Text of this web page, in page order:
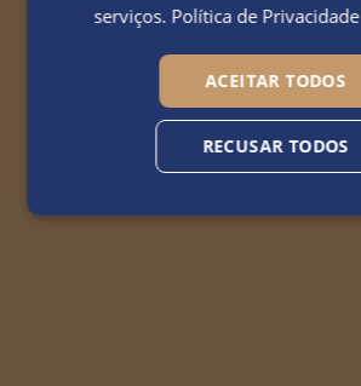
serviços. Política de Privacidade
ACEITAR TODOS
RECUSAR TODOS